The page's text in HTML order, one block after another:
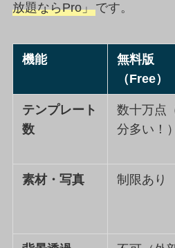
放題ならPro」です。
機能
無料版
（Free）
テンプレート
数
数十万点
分多い！）
素材・写真 制限あり